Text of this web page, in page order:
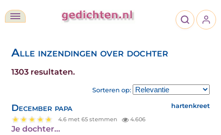
Alle inzendingen over dochter
1303 resultaten.
Sorteren op:
December papa hartenkreet
4.6 met 65 stemmen 4.606
Je dochter…